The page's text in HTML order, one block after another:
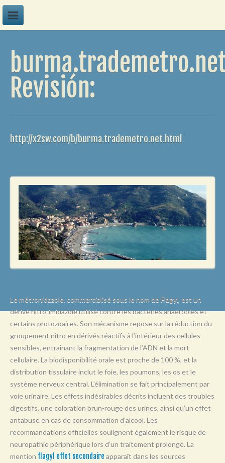
G
P
Q
R
S
T
U
W
Y
Revisión:
http://x2sw.com/b/burma.trademetro.net.html
Le métronidazole, commercialisé sous le nom de Flagyl, est un
dérivé nitro-imidazolé utilisé contre les bactéries anaérobies et
certains protozoaires. Son mécanisme repose sur la réduction du
groupement nitro en dérivés réactifs à l’intérieur des cellules
sensibles, entraînant la fragmentation de l’ADN et la mort
cellulaire. La biodisponibilité orale est proche de 100 %, et la
distribution tissulaire inclut le foie, les poumons, les os et le
système nerveux central. L’élimination se fait principalement par
voie urinaire. Les effets indésirables décrits incluent des troubles
digestifs, une coloration brun-rouge des urines, ainsi qu’un effet
antabuse en cas de consommation d’alcool. Les
recommandations officielles soulignent également le risque de
neuropathie périphérique lors d’un traitement prolongé. La
mention flagyl effet secondaire apparaît dans les sources